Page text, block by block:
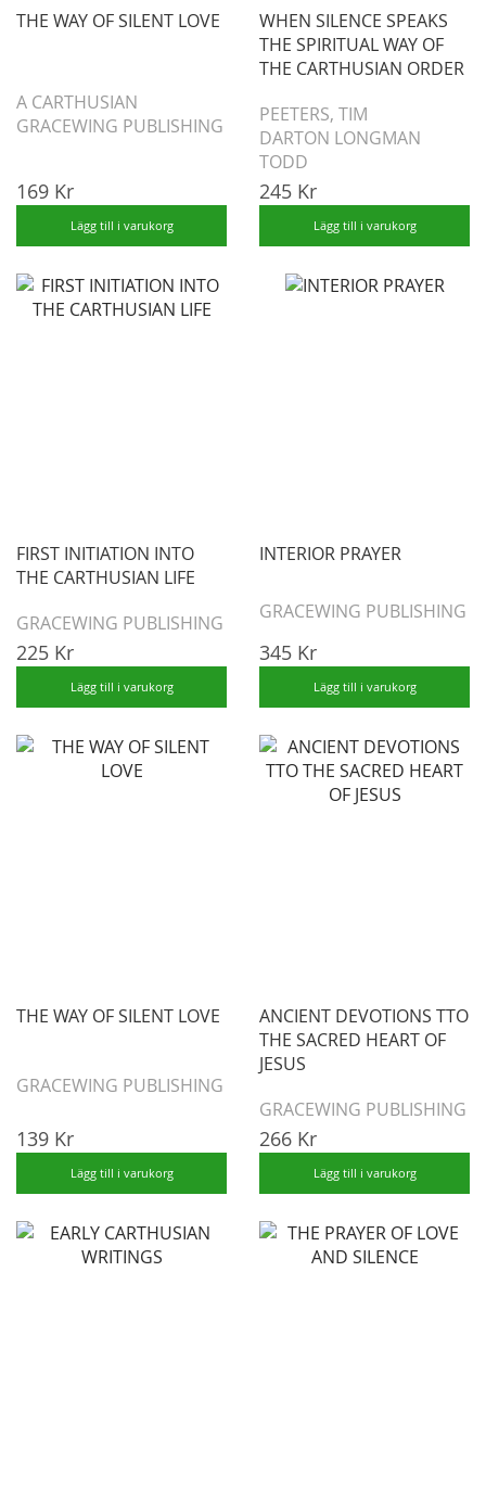
THE WAY OF SILENT LOVE
A CARTHUSIAN
GRACEWING PUBLISHING
169 Kr
Lägg till i varukorg
WHEN SILENCE SPEAKS
THE SPIRITUAL WAY OF
THE CARTHUSIAN ORDER
PEETERS, TIM
DARTON LONGMAN
TODD
245 Kr
Lägg till i varukorg
FIRST INITIATION INTO
THE CARTHUSIAN LIFE
GRACEWING PUBLISHING
225 Kr
Lägg till i varukorg
INTERIOR PRAYER
GRACEWING PUBLISHING
345 Kr
Lägg till i varukorg
THE WAY OF SILENT LOVE
GRACEWING PUBLISHING
139 Kr
Lägg till i varukorg
ANCIENT DEVOTIONS TTO
THE SACRED HEART OF
JESUS
GRACEWING PUBLISHING
266 Kr
Lägg till i varukorg